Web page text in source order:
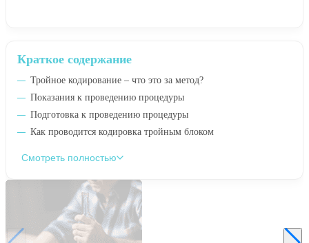
Краткое содержание
Тройное кодирование – что это за метод?
Показания к проведению процедуры
Подготовка к проведению процедуры
Как проводится кодировка тройным блоком
Смотреть полностью